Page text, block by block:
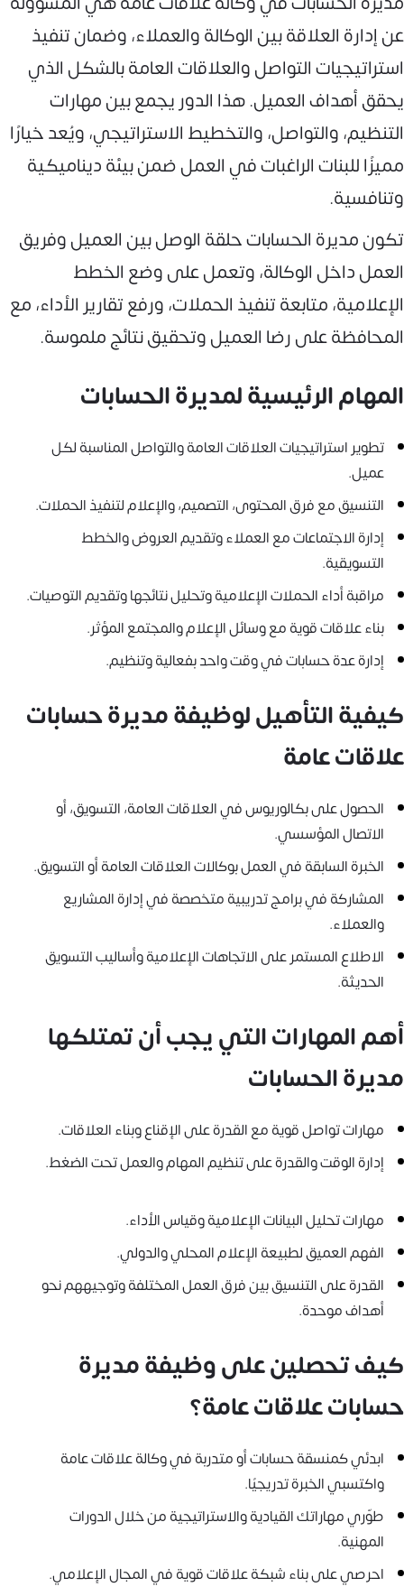
عن إدارة العلاقة بين الوكالة والعملاء، وضمان تنفيذ
استراتيجيات التواصل والعلاقات العامة بالشكل الذي
يحقق أهداف العميل. هذا الدور يجمع بين مهارات
التنظيم، والتواصل، والتخطيط الاستراتيجي، ويُعد خيارًا
مميزًا للبنات الراغبات في العمل ضمن بيئة ديناميكية
وتنافسية.
تكون مديرة الحسابات حلقة الوصل بين العميل وفريق
العمل داخل الوكالة، وتعمل على وضع الخطط
الإعلامية، متابعة تنفيذ الحملات، ورفع تقارير الأداء، مع
المحافظة على رضا العميل وتحقيق نتائج ملموسة.
المهام الرئيسية لمديرة الحسابات
تطوير استراتيجيات العلاقات العامة والتواصل المناسبة لكل
عميل.
التنسيق مع فرق المحتوى، التصميم، والإعلام لتنفيذ الحملات.
إدارة الاجتماعات مع العملاء وتقديم العروض والخطط
التسويقية.
مراقبة أداء الحملات الإعلامية وتحليل نتائجها وتقديم التوصيات.
بناء علاقات قوية مع وسائل الإعلام والمجتمع المؤثر.
إدارة عدة حسابات في وقت واحد بفعالية وتنظيم.
كيفية التأهيل لوظيفة مديرة حسابات
علاقات عامة
الحصول على بكالوريوس في العلاقات العامة، التسويق، أو
الاتصال المؤسسي.
الخبرة السابقة في العمل بوكالات العلاقات العامة أو التسويق.
المشاركة في برامج تدريبية متخصصة في إدارة المشاريع
والعملاء.
الاطلاع المستمر على الاتجاهات الإعلامية وأساليب التسويق
الحديثة.
أهم المهارات التي يجب أن تمتلكها
مديرة الحسابات
مهارات تواصل قوية مع القدرة على الإقناع وبناء العلاقات.
إدارة الوقت والقدرة على تنظيم المهام والعمل تحت الضغط.
مهارات تحليل البيانات الإعلامية وقياس الأداء.
الفهم العميق لطبيعة الإعلام المحلي والدولي.
القدرة على التنسيق بين فرق العمل المختلفة وتوجيههم نحو
أهداف موحدة.
كيف تحصلين على وظيفة مديرة
حسابات علاقات عامة؟
ابدئي كمنسقة حسابات أو متدربة في وكالة علاقات عامة
واكتسبي الخبرة تدريجيًا.
طوّري مهاراتك القيادية والاستراتيجية من خلال الدورات
المهنية.
احرصي على بناء شبكة علاقات قوية في المجال الإعلامي.